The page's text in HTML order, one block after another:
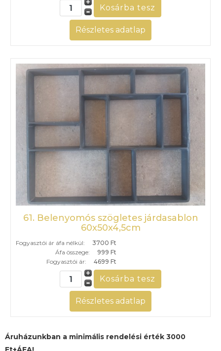
Áruházunkban a minimális rendelési érték 3000
Részletes adatlap
61. Belenyomós szögletes járdasablon
60x50x4,5cm
Fogyasztói ár áfa nélkül:
3700 Ft
Áfa összege:
999 Ft
Fogyasztói ár:
4699 Ft
Részletes adatlap